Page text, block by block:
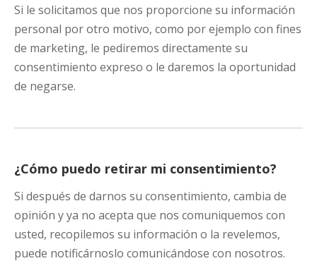
Si le solicitamos que nos proporcione su información
personal por otro motivo, como por ejemplo con fines
de marketing, le pediremos directamente su
consentimiento expreso o le daremos la oportunidad
de negarse.
¿Cómo puedo retirar mi consentimiento?
Si después de darnos su consentimiento, cambia de
opinión y ya no acepta que nos comuniquemos con
usted, recopilemos su información o la revelemos,
puede notificárnoslo comunicándose con nosotros.